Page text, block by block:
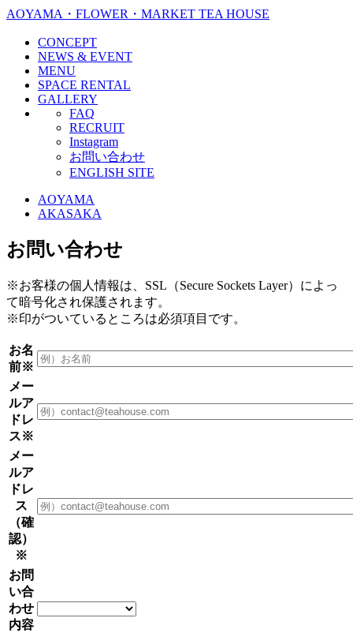
AOYAMA・FLOWER・MARKET TEA HOUSE
CONCEPT
NEWS & EVENT
MENU
SPACE RENTAL
GALLERY
FAQ
RECRUIT
Instagram
お問い合わせ
ENGLISH SITE
AOYAMA
AKASAKA
お問い合わせ
※お客様の個人情報は、SSL（Secure Sockets Layer）によっ
て暗号化され保護されます。
※印がついているところは必須項目です。
お名
前※
メー
ルア
ドレ
ス※
メー
ルア
ドレ
ス
（確
認）
※
お問
い合
わせ
内容